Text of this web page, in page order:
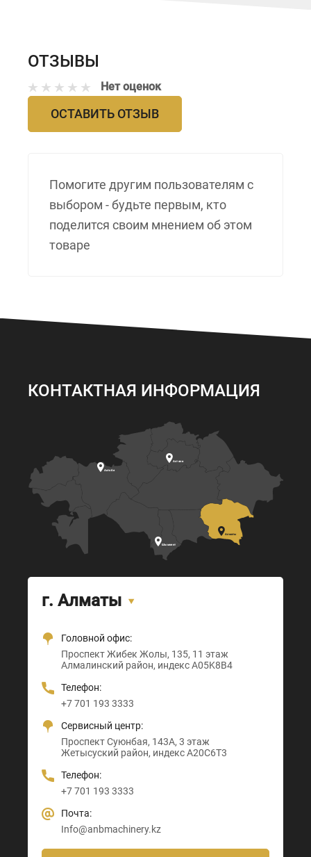
ОТЗЫВЫ
Нет оценок
ОСТАВИТЬ ОТЗЫВ
Помогите другим пользователям с
выбором - будьте первым, кто
поделится своим мнением об этом
товаре
КОНТАКТНАЯ ИНФОРМАЦИЯ
Алматы
Астана
Шымкент
Актобе
г. Алматы
Головной офис:
Проспект Жибек Жолы, 135, 11 этаж
Алмалинский район, индекс A05K8B4
Телефон:
+7 701 193 3333
Сервисный центр:
Проспект Суюнбая, 143А, 3 этаж
Жетысуский район, индекс A20C6T3
Телефон:
+7 701 193 3333
Почта:
Info@anbmachinery.kz
Офис + Шоу-рум:
Астана-Караганда трасса, 3
Алматы район, индекс Z00T3F3
Телефон:
+7 705 121 64 24
Почта:
Info@anbmachinery.kz
Тамерлановское шоссе, 205
Абайский район, индекс 160020
+7 705 121 64 24
Info@anbmachinery.kz
Проспект Санкибай батыра, 22
Индекс D00M4X4
+7 705 121 64 24
Info@anbmachinery.kz